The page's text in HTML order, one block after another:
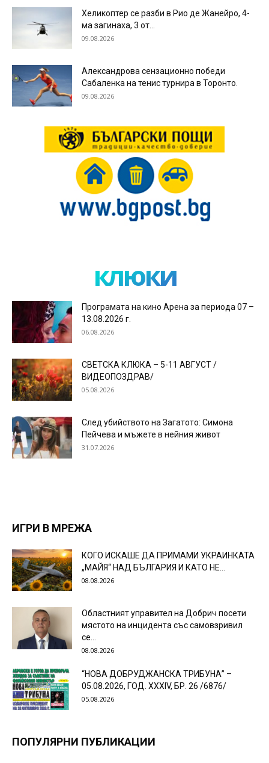
Хеликоптер се разби в Рио де Жанейро, 4-
ма загинаха, 3 от...
09.08.2026
Александрова сензационно победи
Сабаленка на тенис турнира в Торонто.
09.08.2026
клюки
Програмата на кино Арена за периода 07 –
13.08.2026 г.
06.08.2026
СВЕТСКА КЛЮКА – 5-11 АВГУСТ /
ВИДЕОПОЗДРАВ/
05.08.2026
След убийството на Загатото: Симона
Пейчева и мъжете в нейния живот
31.07.2026
ИГРИ В МРЕЖА
КОГО ИСКАШЕ ДА ПРИМАМИ УКРАИНКАТА
„МАЙЯ“ НАД БЪЛГАРИЯ И КАТО НЕ...
08.08.2026
Областният управител на Добрич посети
мястото на инцидента със самовзривил
се...
08.08.2026
“НОВА ДОБРУДЖАНСКА ТРИБУНА” –
05.08.2026, ГОД. XXХIV, БР. 26 /6876/
05.08.2026
ПОПУЛЯРНИ ПУБЛИКАЦИИ